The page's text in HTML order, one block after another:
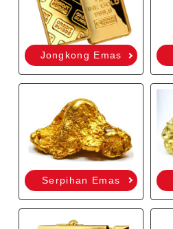
Jongkong Emas
Serpihan Emas